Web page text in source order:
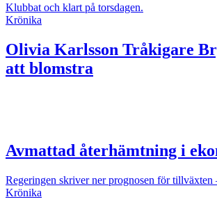
Klubbat och klart på torsdagen.
Krönika
Olivia Karlsson Tråkigare
att blomstra
Avmattad återhämtning i
Regeringen skriver ner prognosen för tillväxten
Krönika